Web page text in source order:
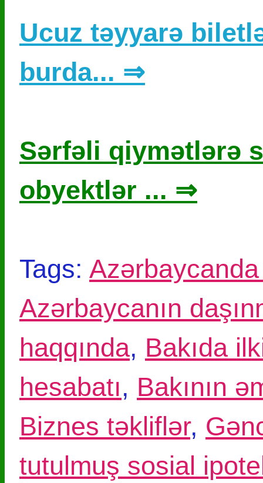
Ucuz təyyarə
burda... ⇒
Sərfəli qiymətlərə
obyektlər ... ⇒
Tags:
Azərbaycanın
haqqında, Bakıda
hesabatı, Bakının
Biznes təkliflər,
tutulmuş sosial